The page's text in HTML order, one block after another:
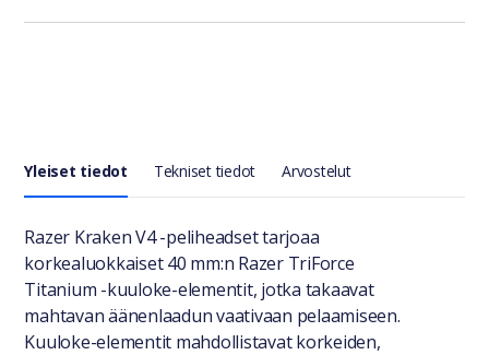
Yleiset tiedot Tekniset tiedot Arvostelut
Yleiset tiedot
Razer Kraken V4 -peliheadset tarjoaa
korkealuokkaiset 40 mm:n Razer TriForce
Titanium -kuuloke-elementit, jotka takaavat
mahtavan äänenlaadun vaativaan pelaamiseen.
Kuuloke-elementit mahdollistavat korkeiden,